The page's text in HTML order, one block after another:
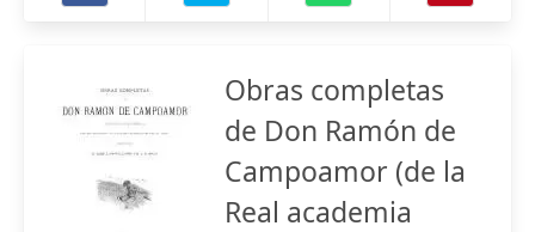
Obras completas
de Don Ramón de
Campoamor (de la
Real academia